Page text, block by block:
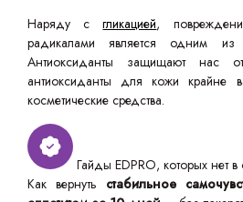
Наряду сгликацией,
радикалами является одним из
Антиоксиданты защищают нас
антиоксиданты для кожи крайне
косметические средства.
Гайды EDPRO, которых нет в
Как вернуть стабильное